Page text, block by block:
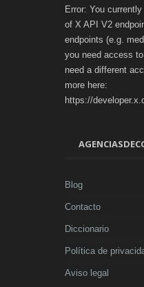
Error: You
of X API V2
endpoints (e.g.
you need access
need a different
more here:
https://
Blog
Contacto
Diccionario
Política de
Aviso legal